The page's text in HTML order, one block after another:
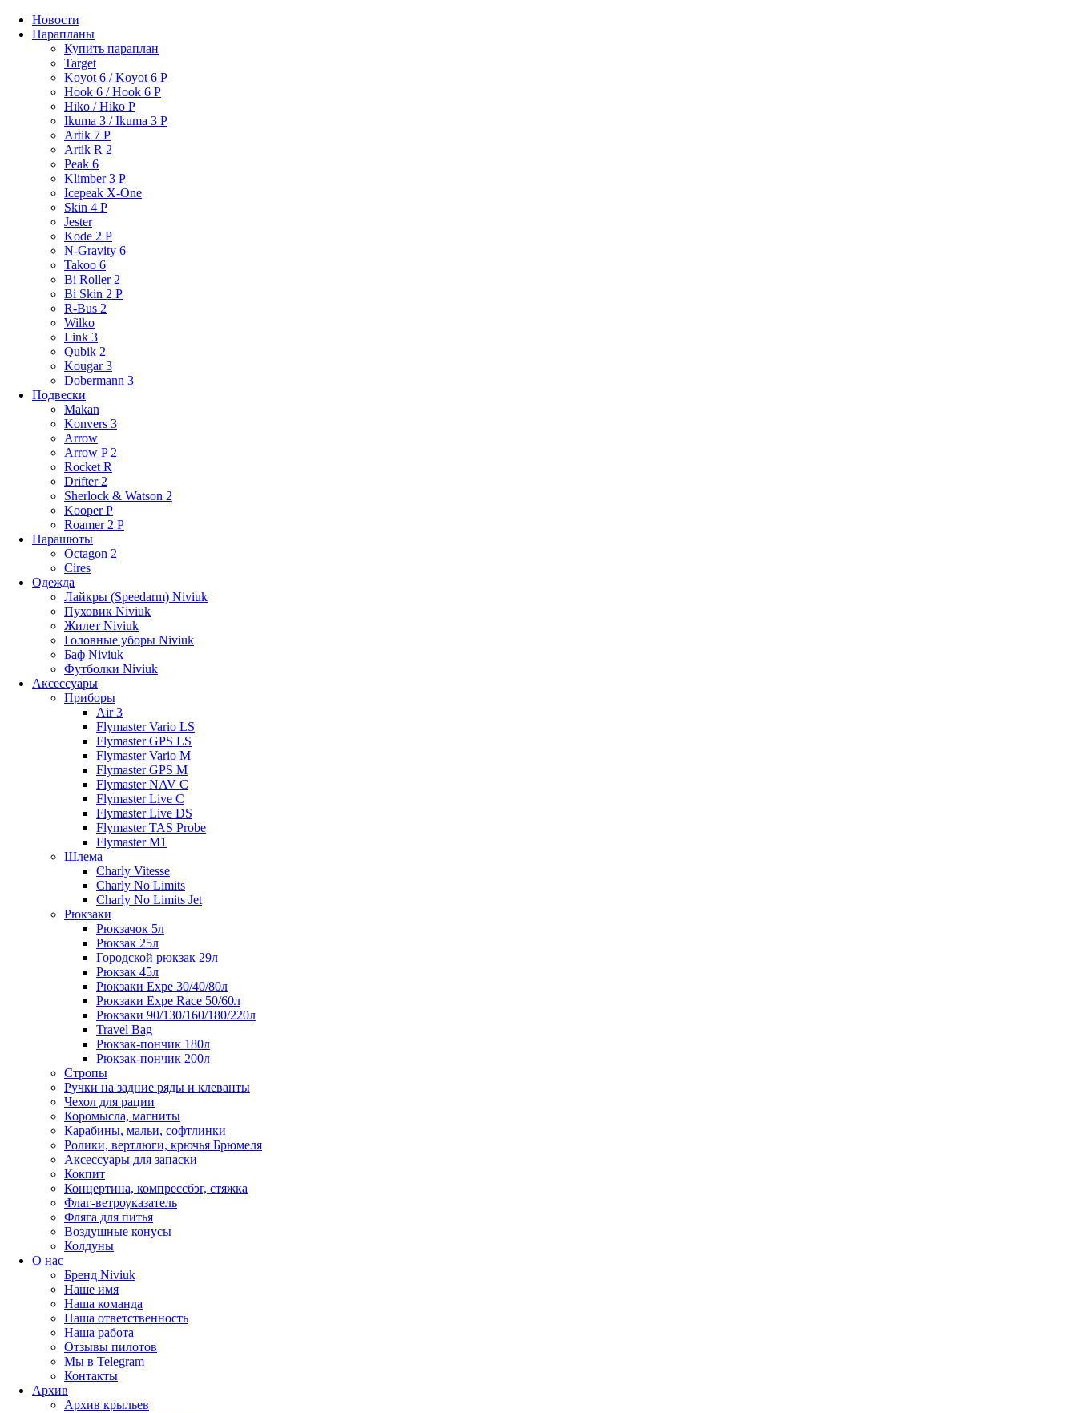
Новости
Парапланы
Купить параплан
Target
Koyot 6 / Koyot 6 P
Hook 6 / Hook 6 P
Hiko / Hiko P
Ikuma 3 / Ikuma 3 P
Artik 7 P
Artik R 2
Peak 6
Klimber 3 P
Icepeak X-One
Skin 4 P
Jester
Kode 2 P
N-Gravity 6
Takoo 6
Bi Roller 2
Bi Skin 2 P
R-Bus 2
Wilko
Link 3
Qubik 2
Kougar 3
Dobermann 3
Подвески
Makan
Konvers 3
Arrow
Arrow P 2
Rocket R
Drifter 2
Sherlock & Watson 2
Kooper P
Roamer 2 P
Парашюты
Octagon 2
Cires
Одежда
Лайкры (Speedarm) Niviuk
Пуховик Niviuk
Жилет Niviuk
Головные уборы Niviuk
Баф Niviuk
Футболки Niviuk
Аксессуары
Приборы
Air 3
Flymaster Vario LS
Flymaster GPS LS
Flymaster Vario M
Flymaster GPS M
Flymaster NAV C
Flymaster Live C
Flymaster Live DS
Flymaster TAS Probe
Flymaster M1
Шлема
Charly Vitesse
Charly No Limits
Charly No Limits Jet
Рюкзаки
Рюкзачок 5л
Рюкзак 25л
Городской рюкзак 29л
Рюкзак 45л
Рюкзаки Expe 30/40/80л
Рюкзаки Expe Race 50/60л
Рюкзаки 90/130/160/180/220л
Travel Bag
Рюкзак-пончик 180л
Рюкзак-пончик 200л
Стропы
Ручки на задние ряды и клеванты
Чехол для рации
Коромысла, магниты
Карабины, мальи, софтлинки
Ролики, вертлюги, крючья Брюмеля
Аксессуары для запаски
Кокпит
Концертина, компрессбэг, стяжка
Флаг-ветроуказатель
Фляга для питья
Воздушные конусы
Колдуны
О нас
Бренд Niviuk
Наше имя
Наша команда
Наша ответственность
Наша работа
Отзывы пилотов
Мы в Telegram
Контакты
Архив
Архив крыльев